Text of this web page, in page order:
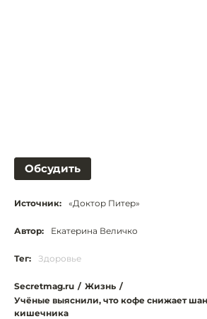
Обсудить
Источник: «Доктор Питер»
Автор: Екатерина Величко
Тег: Здоровье
Secretmag.ru / Жизнь /
Учёные выяснили, что кофе снижает
кишечника